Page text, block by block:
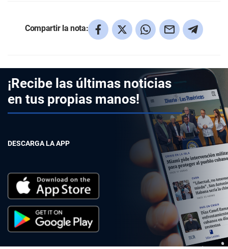
Compartir la nota:
¡Recibe las últimas noticias
en tus propias manos!
DESCARGA LA APP